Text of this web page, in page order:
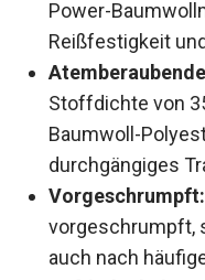
Power-
ihre
ist.
einer Stoffdichte
Baumwoll-
durchgängiges
Vorgeschrumpft:
vorgeschrumpft,